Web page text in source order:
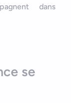
dans
se
puis-je vous